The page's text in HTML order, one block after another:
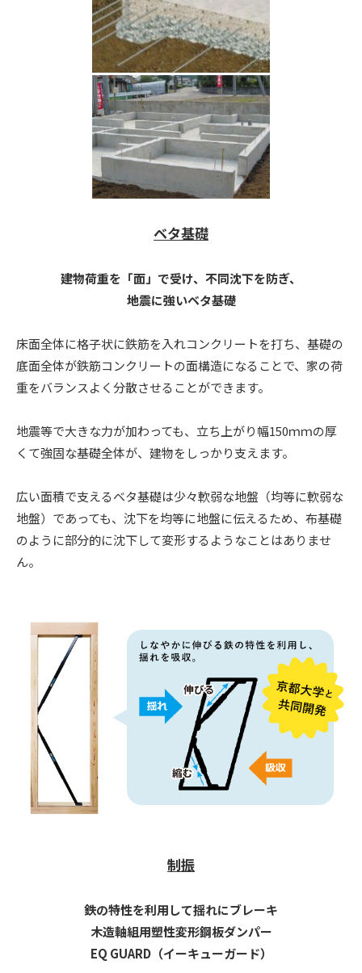
ベタ基礎
建物荷重を「面」で受け、不同沈下を防ぎ、
地震に強いベタ基礎
床面全体に格子状に鉄筋を入れコンクリートを打ち、基礎の
底面全体が鉄筋コンクリートの面構造になることで、家の荷
重をバランスよく分散させることができます。
地震等で大きな力が加わっても、立ち上がり幅150ｍｍの厚
くて強固な基礎全体が、建物をしっかり支えます。
広い面積で支えるベタ基礎は少々軟弱な地盤（均等に軟弱な
地盤）であっても、沈下を均等に地盤に伝えるため、布基礎
のように部分的に沈下して変形するようなことはありませ
ん。
制振
鉄の特性を利用して揺れにブレーキ
木造軸組用塑性変形鋼板ダンパー
EQ GUARD（イーキューガード）